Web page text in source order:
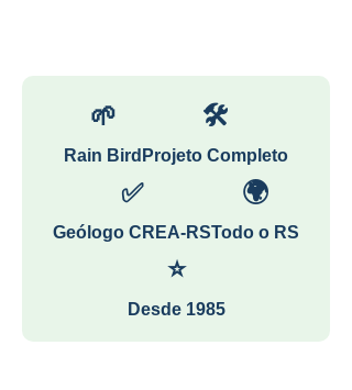
🌱
Rain Bird
🛠
Projeto Completo
✅
Geólogo CREA-RS
🌍
Todo o RS
⭐
Desde 1985